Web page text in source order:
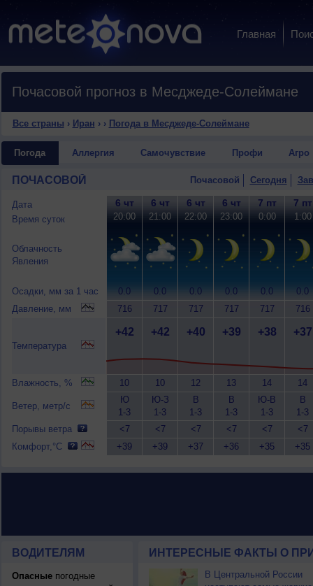
Главная
Почасовой прогноз в Месджеде-Солеймане
Все страны › Иран › › Погода в Месджеде-Солеймане
Погода Аллергия Самочувствие Профи Агро
ПОЧАСОВОЙ Почасовой Сегодня
Дата
Время суток
Облачность
Явления
Осадки, мм за 1 час
Давление, мм
Температура
Влажность, %
Ветер, метр/с
Порывы ветра
Комфорт,°C
6 чт
20:00
0.0
716
+42
10
Ю
1-3
<7
+39
6 чт
21:00
0.0
717
+42
10
Ю-З
1-3
<7
+39
6 чт
22:00
0.0
717
+40
12
В
1-3
<7
+37
6 чт
23:00
0.0
717
+39
13
В
1-3
<7
+36
7 пт
0:00
0.0
717
+38
14
Ю-В
1-3
<7
+35
7 пт
1:00
0.0
716
+37
14
В
1-3
<7
+35
ВОДИТЕЛЯМ
Опасныепогодные
ИНТЕРЕСНЫЕ ФАКТЫ О
В Центральной России